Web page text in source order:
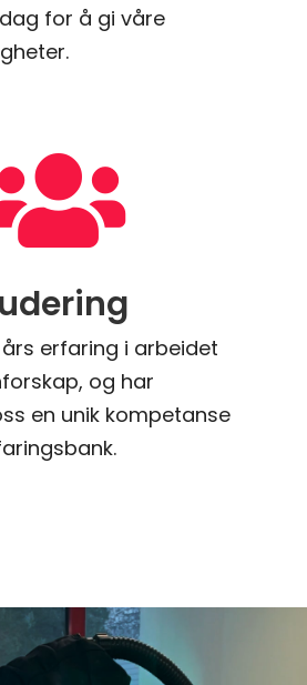
for å gi våre
erfaring i arbeidet
og har
en unik kompetanse